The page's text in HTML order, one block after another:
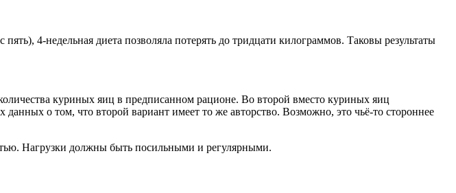
4-недельная диета позволяла потерять до тридцати килограммов. Таковы результаты
куриных яиц в предписанном рационе. Во второй вместо куриных яиц
о том, что второй вариант имеет то же авторство. Возможно, это чьё-то стороннее
Нагрузки должны быть посильными и регулярными.